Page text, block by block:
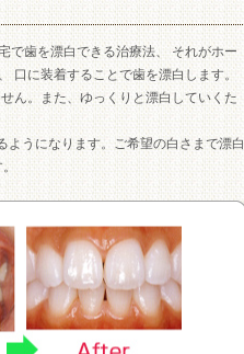
で歯を漂白できる治療法、 それがホー
口に装着することで歯を漂白します。
ん。また、ゆっくりと漂白していくた
うになります。ご希望の白さまで漂白